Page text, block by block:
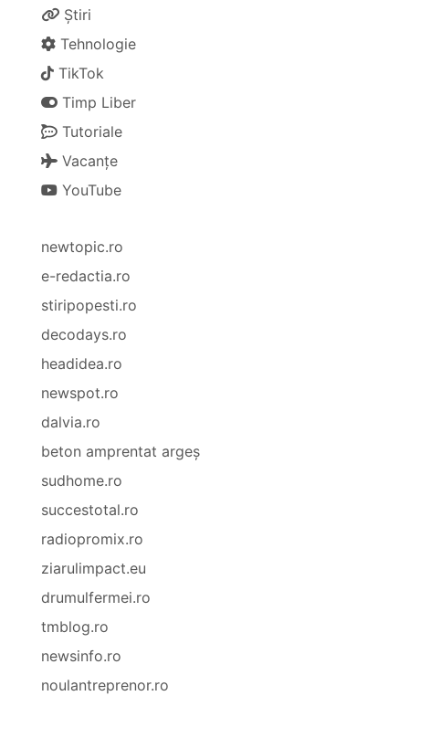
Știri
Tehnologie
TikTok
Timp Liber
Tutoriale
Vacanțe
YouTube
newtopic.ro
e-redactia.ro
stiripopesti.ro
decodays.ro
headidea.ro
newspot.ro
dalvia.ro
beton amprentat argeș
sudhome.ro
succestotal.ro
radiopromix.ro
ziarulimpact.eu
drumulfermei.ro
tmblog.ro
newsinfo.ro
noulantreprenor.ro